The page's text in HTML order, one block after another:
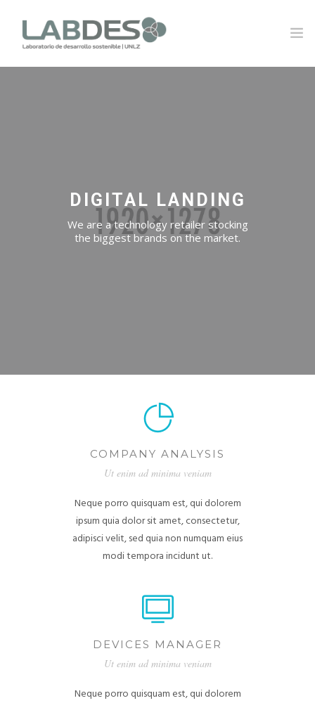
DIGITAL LANDING
We are a technology retailer stocking
the biggest brands on the market.
COMPANY ANALYSIS
Ut enim ad minima veniam
Neque porro quisquam est, qui dolorem
ipsum quia dolor sit amet, consectetur,
adipisci velit, sed quia non numquam eius
modi tempora incidunt ut.
DEVICES MANAGER
Ut enim ad minima veniam
Neque porro quisquam est, qui dolorem